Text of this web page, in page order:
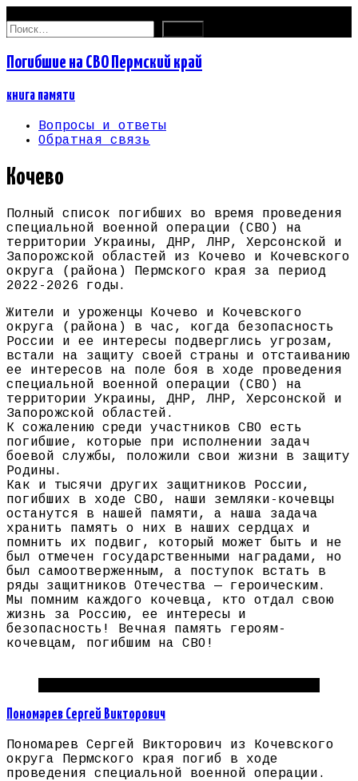
Найти:
Погибшие на СВО Пермский край
книга памяти
Вопросы и ответы
Обратная связь
Кочево
Полный список погибших во время проведения
специальной военной операции (СВО) на
территории Украины, ДНР, ЛНР, Херсонской и
Запорожской областей из Кочево и Кочевского
округа (района) Пермского края за период
2022-2026 годы.
Жители и уроженцы Кочево и Кочевского
округа (района) в час, когда безопасность
России и ее интересы подверглись угрозам,
встали на защиту своей страны и отстаиванию
ее интересов на поле боя в ходе проведения
специальной военной операции (СВО) на
территории Украины, ДНР, ЛНР, Херсонской и
Запорожской областей.
К сожалению среди участников СВО есть
погибшие, которые при исполнении задач
боевой службы, положили свои жизни в защиту
Родины.
Как и тысячи других защитников России,
погибших в ходе СВО, наши земляки-кочевцы
останутся в нашей памяти, а наша задача
хранить память о них в наших сердцах и
помнить их подвиг, который может быть и не
был отмечен государственными наградами, но
был самоотверженным, а поступок встать в
ряды защитников Отечества — героическим.
Мы помним каждого кочевца, кто отдал свою
жизнь за Россию, ее интересы и
безопасность! Вечная память героям-
кочевцам, погибшим на СВО!
Пономарев Сергей Викторович
Пономарев Сергей Викторович из Кочевского
округа Пермского края погиб в ходе
проведения специальной военной операции.